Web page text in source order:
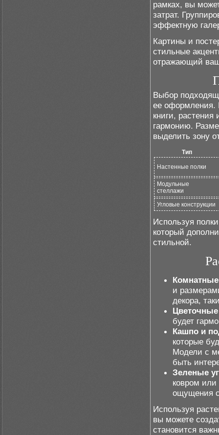
рамках, вы
затрат.
эффектную
Картины и
стильные
отражающий
Выбор
ее оформления.
книги, растения
гармонию.
выделить зону
Тип
Настенные полки
Модульные
стеллажи
Угловые конструкции
Используя
который
стильной.
и
декора,
будет
Кашпо и
которые
Модели с
быть
Зеленые
ковром или
ощущения
Используя
вы можете
становится